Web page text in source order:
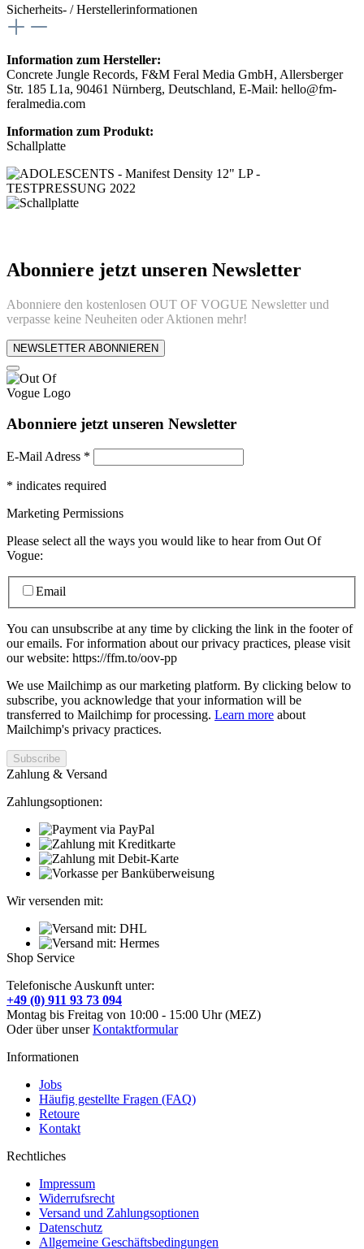
Sicherheits- / Herstellerinformationen
Information zum Hersteller:
Concrete Jungle Records, F&M Feral Media GmbH, Allersberger
Str. 185 L1a, 90461 Nürnberg, Deutschland, E-Mail: hello@fm-
feralmedia.com
Information zum Produkt:
Schallplatte
Abonniere jetzt unseren Newsletter
Abonniere den kostenlosen OUT OF VOGUE Newsletter und
verpasse keine Neuheiten oder Aktionen mehr!
NEWSLETTER ABONNIEREN
Abonniere jetzt unseren Newsletter
E-Mail Adress *
* indicates required
Marketing Permissions
Please select all the ways you would like to hear from Out Of
Vogue:
Email
You can unsubscribe at any time by clicking the link in the footer of
our emails. For information about our privacy practices, please visit
our website: https://ffm.to/oov-pp
We use Mailchimp as our marketing platform. By clicking below to
subscribe, you acknowledge that your information will be
transferred to Mailchimp for processing. Learn more about
Mailchimp's privacy practices.
Zahlung & Versand
Zahlungsoptionen:
Wir versenden mit:
Shop Service
Telefonische Auskunft unter:
+49 (0) 911 93 73 094
Montag bis Freitag von 10:00 - 15:00 Uhr (MEZ)
Oder über unserKontaktformular
Informationen
Jobs
Häufig gestellte Fragen (FAQ)
Retoure
Kontakt
Rechtliches
Impressum
Widerrufsrecht
Versand und Zahlungsoptionen
Datenschutz
Allgemeine Geschäftsbedingungen